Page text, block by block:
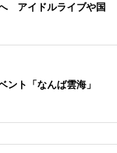
アイドルライブや国
ント「なんば雲海」